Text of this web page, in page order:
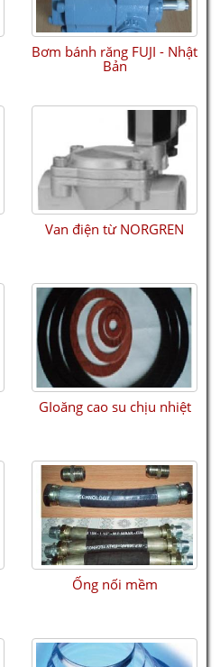
1 mức
Bơm bánh răng FUJI - Nhật
Bản
Van điện từ NORGREN
GIoăng cao su chịu nhiệt
Ống nối mềm